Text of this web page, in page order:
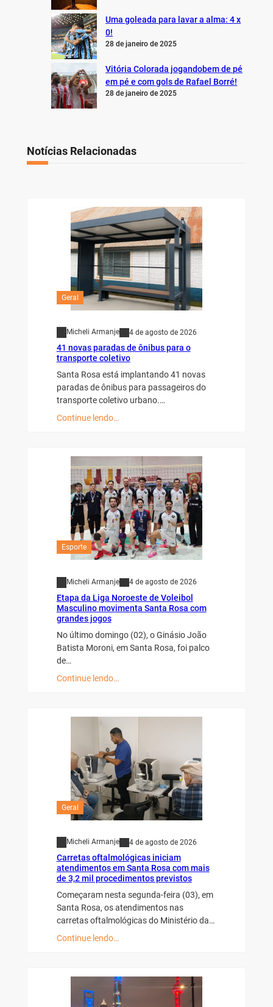
Uma goleada para lavar a alma: 4 x
0!
28 de janeiro de 2025
Vitória Colorada jogandobem de pé
em pé e com gols de Rafael Borré!
28 de janeiro de 2025
Notícias Relacionadas
Geral
Micheli Armanje 4 de agosto de 2026
41 novas paradas de ônibus para o
transporte coletivo
Santa Rosa está implantando 41 novas
paradas de ônibus para passageiros do
transporte coletivo urbano.…
Continue lendo…
Esporte
Micheli Armanje 4 de agosto de 2026
Etapa da Liga Noroeste de Voleibol
Masculino movimenta Santa Rosa com
grandes jogos
No último domingo (02), o Ginásio João
Batista Moroni, em Santa Rosa, foi palco
de…
Continue lendo…
Geral
Micheli Armanje 4 de agosto de 2026
Carretas oftalmológicas iniciam
atendimentos em Santa Rosa com mais
de 3,2 mil procedimentos previstos
Começaram nesta segunda-feira (03), em
Santa Rosa, os atendimentos nas
carretas oftalmológicas do Ministério da…
Continue lendo…